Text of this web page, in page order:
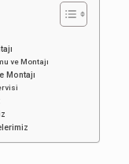
ve Montajı
Montajı